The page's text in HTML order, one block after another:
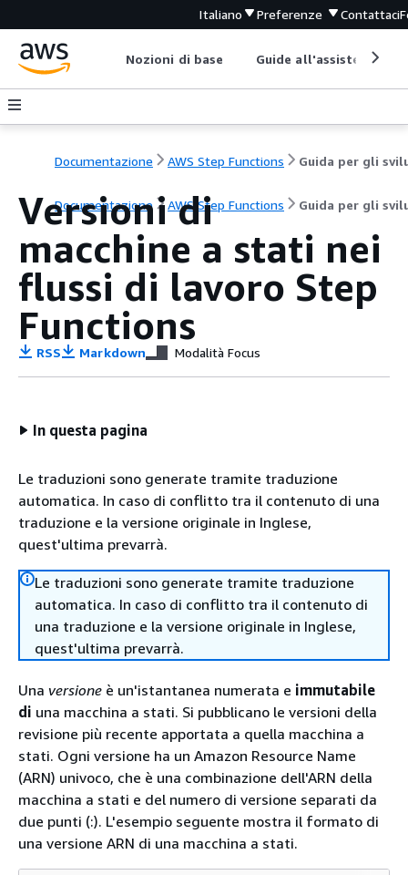
Italiano Preferenze Contattaci
Nozioni di base Guide all'assistenza
Documentazione AWS Step Functions
Documentazione AWS Step Functions Guida per gli
Versioni di
macchine a stati nei
flussi di lavoro Step
Functions
RSS Markdown Modalità Focus
In questa pagina
Le traduzioni sono generate tramite traduzione
automatica. In caso di conflitto tra il contenuto di una
traduzione e la versione originale in Inglese,
quest'ultima prevarrà.
Le traduzioni sono generate tramite traduzione
automatica. In caso di conflitto tra il contenuto di
una traduzione e la versione originale in Inglese,
quest'ultima prevarrà.
Una versione è un'istantanea numerata e immutabile
di una macchina a stati. Si pubblicano le versioni della
revisione più recente apportata a quella macchina a
stati. Ogni versione ha un Amazon Resource Name
(ARN) univoco, che è una combinazione dell'ARN della
macchina a stati e del numero di versione separati da
due punti (:). L'esempio seguente mostra il formato di
una versione ARN di una macchina a stati.